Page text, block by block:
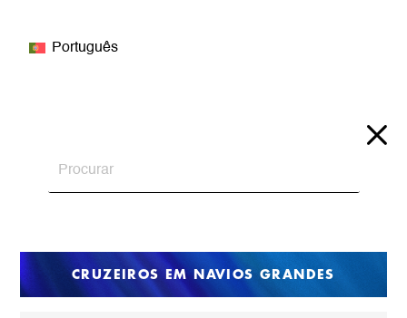
Português
CRUZEIROS EM NAVIOS GRANDES